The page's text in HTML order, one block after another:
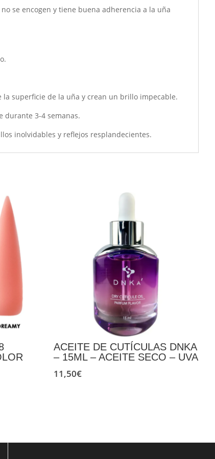
se encogen y tiene buena adherencia a la uña
superficie de la uña y crean un brillo impecable.
durante 3-4 semanas.
inolvidables y reflejos resplandecientes.
ACEITE DE CUTÍCULAS DNKA
– 15ML – ACEITE SECO – UVA
11,50€